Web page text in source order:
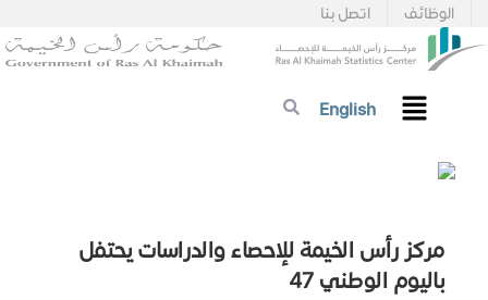
اتصل بنا الوظائف
English
مركز رأس الخيمة للإحصاء والدراسات يحتفل
باليوم الوطني 47